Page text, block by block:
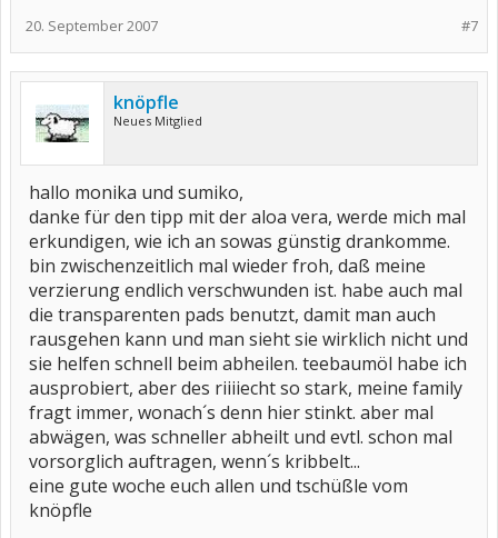
#7
20. September 2007
knöpfle
Neues Mitglied
hallo monika und sumiko,
danke für den tipp mit der aloa vera, werde mich mal
erkundigen, wie ich an sowas günstig drankomme.
bin zwischenzeitlich mal wieder froh, daß meine
verzierung endlich verschwunden ist. habe auch mal
die transparenten pads benutzt, damit man auch
rausgehen kann und man sieht sie wirklich nicht und
sie helfen schnell beim abheilen. teebaumöl habe ich
ausprobiert, aber des riiiiecht so stark, meine family
fragt immer, wonach´s denn hier stinkt. aber mal
abwägen, was schneller abheilt und evtl. schon mal
vorsorglich auftragen, wenn´s kribbelt...
eine gute woche euch allen und tschüßle vom
knöpfle